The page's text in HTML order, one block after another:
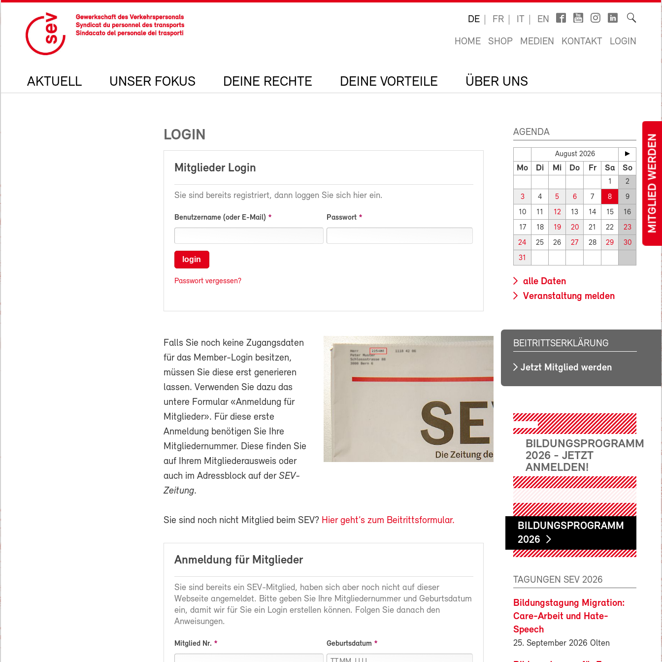
MITGLIED WERDEN
DE FR IT EN
HOME SHOP MEDIEN KONTAKT LOGIN
AKTUELL UNSER FOKUS DEINE RECHTE DEINE VORTEILE ÜBER UNS
LOGIN
Mitglieder Login
Sie sind bereits registriert, dann loggen Sie sich hier ein.
Benutzername (oder E-Mail) Passwort
login
Passwort vergessen?
Falls Sie noch keine Zugangsdaten
für das Member-Login besitzen,
müssen Sie diese erst generieren
lassen. Verwenden Sie dazu das
untere Formular «Anmeldung für
Mitglieder». Für diese erste
Anmeldung benötigen Sie Ihre
Mitgliedernummer. Diese finden Sie
auf Ihrem Mitgliederausweis oder
auch im Adressblock auf der SEV-
Zeitung.
Sie sind noch nicht Mitglied beim SEV? Hier geht’s zum Beitrittsformular.
Anmeldung für Mitglieder
Sie sind bereits ein SEV-Mitglied, haben sich aber noch nicht auf dieser
Webseite angemeldet. Bitte geben Sie Ihre Mitgliedernummer und Geburtsdatum
ein, damit wir für Sie ein Login erstellen können. Folgen Sie danach den
Anweisungen.
Mitglied Nr. Geburtsdatum
AGENDA
August 2026
Mo Di Mi Do Fr Sa So
1 2
3 4 5 6 7 8 9
10 11 12 13 14 15 16
17 18 19 20 21 22 23
24 25 26 27 28 29 30
31
alle Daten
Veranstaltung melden
BEITRITTSERKLÄRUNG
Jetzt Mitglied werden
BILDUNGSPROGRAMM
2026 - JETZT
ANMELDEN!
BILDUNGSPROGRAMM
2026
TAGUNGEN SEV 2026
Bildungstagung Migration:
Care-Arbeit und Hate-
Speech
25. September 2026 Olten